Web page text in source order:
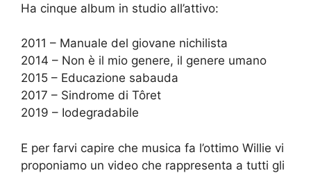
Ha cinque album in studio all’attivo:
2011 – Manuale del giovane nichilista
2014 – Non è il mio genere, il genere umano
2015 – Educazione sabauda
2017 – Sindrome di Tôret
2019 – Iodegradabile
E per farvi capire che musica fa l’ottimo Willie vi
proponiamo un video che rappresenta a tutti gli